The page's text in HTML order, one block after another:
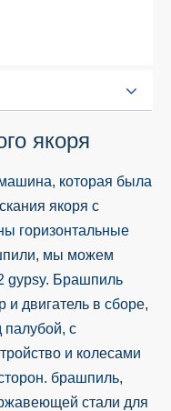
якоря
которая была
якоря с
горизонтальные
мы можем
gypsy. Брашпиль
и двигатель в сборе,
с
и колесами
брашпиль,
стали для